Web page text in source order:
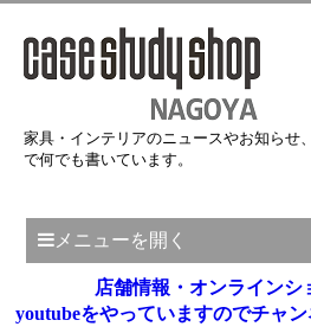
家具・インテリアのニュースやお知らせ
で何でも書いています。
メニューを開く
店舗情報・オンラインシ
youtubeをやっていますのでチャ